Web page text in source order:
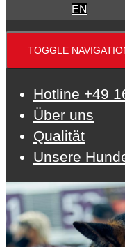
EN
TOGGLE
Hotline +49
Über uns
Qualität
Unsere